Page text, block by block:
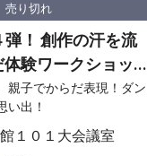
売り切れ
！ 創作の汗を流
験ワークショッ
親子でからだ表現！ダン
い出！
１０１大会議室